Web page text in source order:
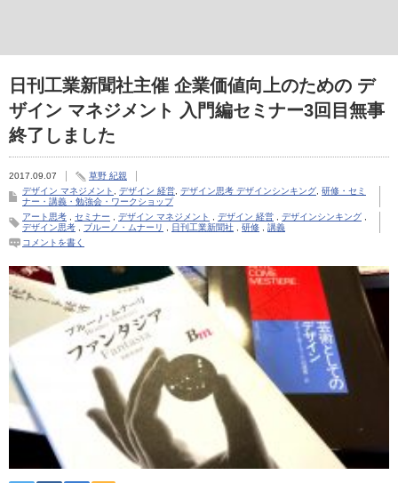
日刊工業新聞社主催 企業価値向上のための デ
ザイン マネジメント 入門編セミナー3回目無事
終了しました
2017.09.07
草野 紀親
デザイン マネジメント
デザイン 経営 デザイン思考 デザインシンキング 研修・セミ
ナー・講義・勉強会・ワークショップ
アート思考
セミナー デザイン マネジメント デザイン 経営 デザインシンキング
デザイン思考
ブルーノ・ムナーリ 日刊工業新聞社 研修
講義
コメントを書く